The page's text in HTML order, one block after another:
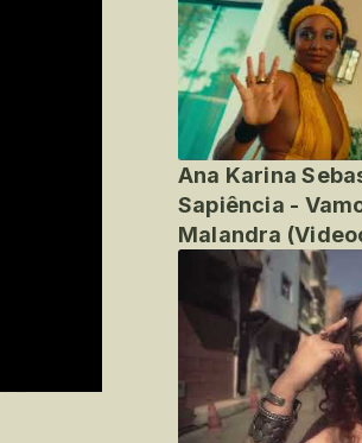
Ana Karina
Sapiência -
Malandra